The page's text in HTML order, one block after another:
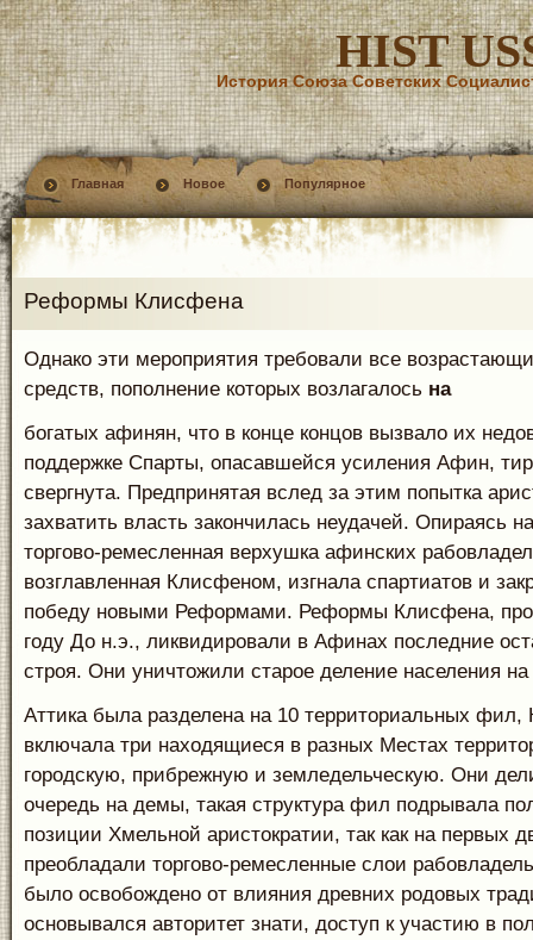
HIST
История Союза Советских
Главная Новое Популярное
Реформы Клисфена
Однако эти мероприятия требовали все
средств, пополнение которых возлагалось на
богатых афинян, что в конце концов вызвало их
поддержке Спарты, опасавшейся усиления Афин,
свергнута. Предпринятая вслед за этим по­пытка
захватить власть закончилась неуда­чей. Опираясь
торгово-ремесленная вер­хушка афинских
возглавленная Клисфеном, изгнала спартиатов и
победу новыми Реформами. Реформы Клисфена,
году До н.э., ликвидировали в Афинах последние
строя. Они уничтожили старое деление населения
Аттика была разделена на 10 территориальных фил,
включала три находящиеся в разных Местах
городскую, прибрежную и земледельческую. Они
очередь на демы, такая структура фил подрывала
позиции Хмельной аристократии, так как на первых
преобладали торгово-ремесленные слои
было освобождено от влияния древних родовых
основывался авторитет знати, доступ к участию в